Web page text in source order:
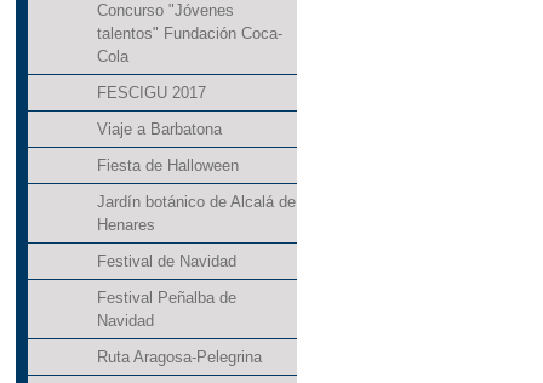
Concurso "Jóvenes
talentos" Fundación Coca-
Cola
FESCIGU 2017
Viaje a Barbatona
Fiesta de Halloween
Jardín botánico de Alcalá de
Henares
Festival de Navidad
Festival Peñalba de
Navidad
Ruta Aragosa-Pelegrina